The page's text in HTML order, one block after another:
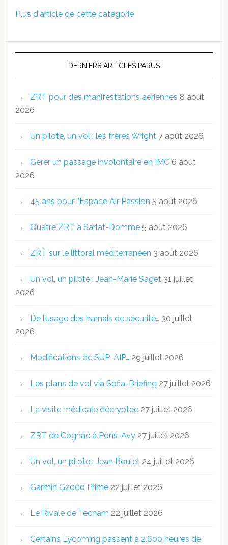
Plus d'article de cette catégorie
DERNIERS ARTICLES PARUS
ZRT pour des manifestations aériennes 8 août
2026
Un pilote, un vol : les frères Wright 7 août 2026
Gérer un passage involontaire en IMC 6 août
2026
45 ans pour l’Espace Air Passion 5 août 2026
Quatre ZRT à Sarlat-Domme 5 août 2026
ZRT sur le littoral méditerranéen 3 août 2026
Un vol, un pilote : Jean-Marie Saget 31 juillet
2026
De l’usage des harnais de sécurité… 30 juillet
2026
Modifications de SUP-AIP… 29 juillet 2026
Les plans de vol via Sofia-Briefing 27 juillet 2026
La visite médicale décryptée 27 juillet 2026
ZRT de Cognac à Pons-Avy 27 juillet 2026
Un vol, un pilote : Jean Boulet 24 juillet 2026
Garmin G2000 Prime 22 juillet 2026
Le Rivale de Tecnam 22 juillet 2026
Certains Lycoming passent à 2.600 heures de